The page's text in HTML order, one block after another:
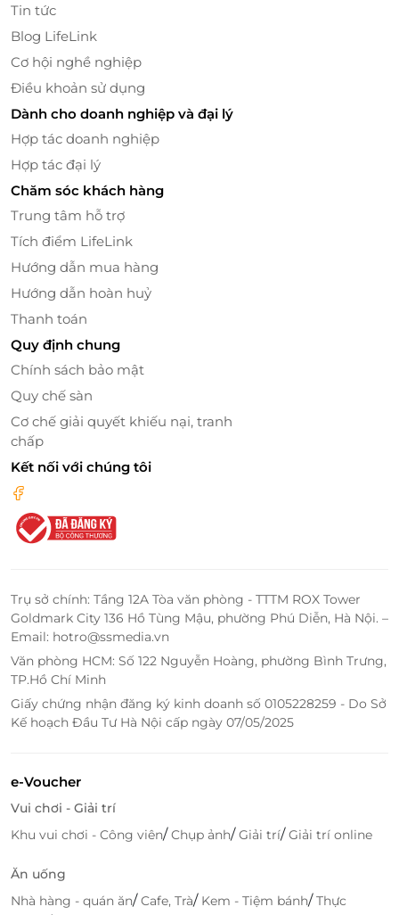
Tầm nhìn tuyệt đẹp
Ngoài ra, các phòng Deluxe tại The Yacht Hotel by
DC cung cấp tầm nhìn đẹp mắt ra biển hoặc thành
phố, mang lại cảm giác thư thái và dễ chịu. Bạn có
thể thưởng thức khung cảnh tuyệt vời ngay từ
phòng của mình, tạo thêm phần lãng mạn cho kỳ
nghỉ.
Đặt phòng khách sạn giá ưu đãi trên
LifeLink
Tại sao nên đặt phòng Deluxe trên LifeLink?
LifeLink thường xuyên cung cấp các ưu đãi và giảm
giá hấp dẫn cho việc đặt phòng tại The Yacht Hotel
mức giá ưu đãi nhất.Với giao diện dễ sử dụng,
LifeLink giúp bạn thực hiện các bước đặt phòng
nhanh chóng và thuận tiện.
Khi nói đến việc đặt phòng khách sạn, sự tiện lợi và
an toàn luôn là yếu tố hàng đầu. LifeLink mang đến
cho bạn trải nghiệm đặt phòng trực tuyến không
thời gian và công sức. Với nền tảng dễ sử dụng, bạn
có thể dễ dàng tìm kiếm và lựa chọn từ hàng nghìn
Tin tức
Blog LifeLink
Cơ hội nghề nghiệp
Điều khoản sử dụng
Dành cho doanh nghiệp và đại lý
Hợp tác doanh nghiệp
Hợp tác đại lý
Chăm sóc khách hàng
Trung tâm hỗ trợ
Tích điểm LifeLink
Hướng dẫn mua hàng
Hướng dẫn hoàn huỷ
Thanh toán
Quy định chung
Chính sách bảo mật
Quy chế sàn
Cơ chế giải quyết khiếu nại, tranh
chấp
Kết nối với chúng tôi
Trụ sở chính: Tầng 12A Tòa văn phòng - TTTM ROX Tower
Goldmark City 136 Hồ Tùng Mậu, phường Phú Diễn, Hà Nội. –
Email: hotro@ssmedia.vn
Văn phòng HCM: Số 122 Nguyễn Hoàng, phường Bình Trưng,
TP.Hồ Chí Minh
Giấy chứng nhận đăng ký kinh doanh số 0105228259 - Do Sở
Kế hoạch Đầu Tư Hà Nội cấp ngày 07/05/2025
e-Voucher
Vui chơi - Giải trí
Khu vui chơi - Công viên/Chụp ảnh/Giải trí/Giải trí online
Ăn uống
Nhà hàng - quán ăn/Cafe, Trà/ Kem - Tiệm bánh/Thực